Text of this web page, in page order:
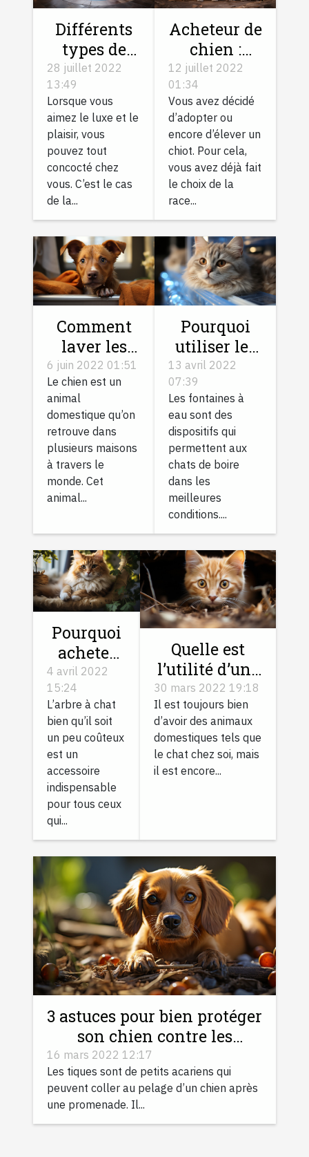
Différents
types de
margelles
piscine et
comment
poser
28 juillet 2022
13:49
Lorsque vous
aimez le luxe et le
plaisir, vous
pouvez tout
concocté chez
vous. C’est le cas
de la...
Acheteur de
chien :
trouvez
votre chiot
chez le bon
éleveur
12 juillet 2022
01:34
Vous avez décidé
d’adopter ou
encore d’élever un
chiot. Pour cela,
vous avez déjà fait
le choix de la
race...
Comment
laver les
accessoires
de votre
chien ?
6 juin 2022 01:51
Le chien est un
animal
domestique qu’on
retrouve dans
plusieurs maisons
à travers le
monde. Cet
animal...
Pourquoi
utiliser les
fontaines à
eau pour
votre chat ?
13 avril 2022
07:39
Les fontaines à
eau sont des
dispositifs qui
permettent aux
chats de boire
dans les
meilleures
conditions....
Pourquoi
acheter
un arbre à
chat ?
4 avril 2022
15:24
L’arbre à chat
bien qu’il soit
un peu coûteux
est un
accessoire
indispensable
pour tous ceux
qui...
Quelle est
l’utilité d’une
chatière avec
puce
électronique ?
30 mars 2022 19:18
Il est toujours bien
d’avoir des animaux
domestiques tels que
le chat chez soi, mais
il est encore...
3 astuces pour bien protéger
son chien contre les
piqûres des tiques
16 mars 2022 12:17
Les tiques sont de petits acariens qui
peuvent coller au pelage d’un chien après
une promenade. Il...